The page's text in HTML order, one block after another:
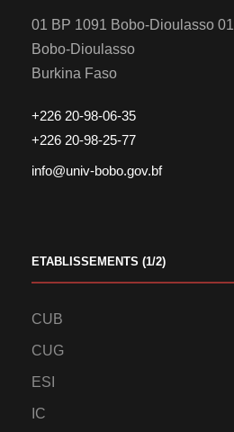
01 BP 1091 Bobo-Dioulasso 01
Bobo-Dioulasso
Burkina Faso
+226 20-98-06-35
+226 20-98-25-77
info@univ-bobo.gov.bf
ETABLISSEMENTS (1/2)
CUB
CUG
ESI
IC